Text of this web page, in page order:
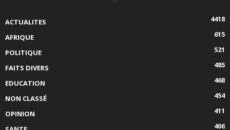
ACTUALITES
4418
AFRIQUE
615
POLITIQUE
521
FAITS DIVERS
485
EDUCATION
468
NON CLASSÉ
454
OPINION
411
406